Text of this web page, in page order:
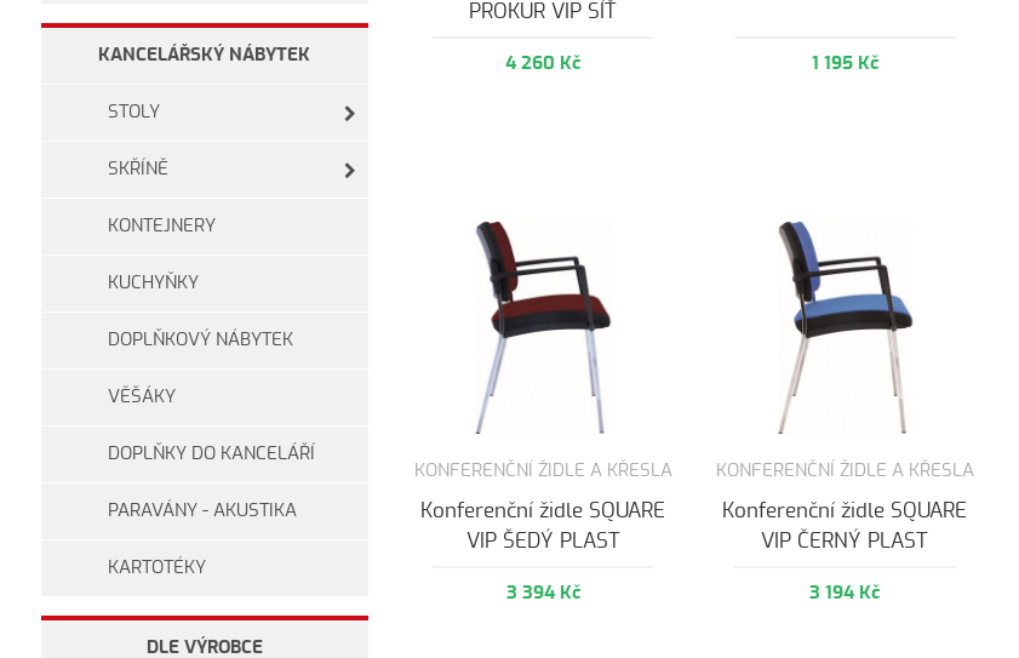
KANCELÁŘSKÝ NÁBYTEK
STOLY
SKŘÍNĚ
KONTEJNERY
KUCHYŇKY
DOPLŇKOVÝ NÁBYTEK
VĚŠÁKY
DOPLŇKY DO KANCELÁŘÍ
PARAVÁNY - AKUSTIKA
KARTOTÉKY
DLE VÝROBCE
PROKUR VIP SÍŤ
4 260 Kč 1 195 Kč
KONFERENČNÍ ŽIDLE A KŘESLA
Konferenční židle SQUARE
VIP ŠEDÝ PLAST
3 394 Kč
KONFERENČNÍ ŽIDLE A KŘESLA
Konferenční židle SQUARE
VIP ČERNÝ PLAST
3 194 Kč